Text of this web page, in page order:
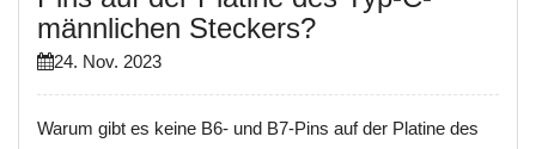
männlichen Steckers?
24. Nov. 2023
Warum gibt es keine B6- und B7-Pins auf der Platine des